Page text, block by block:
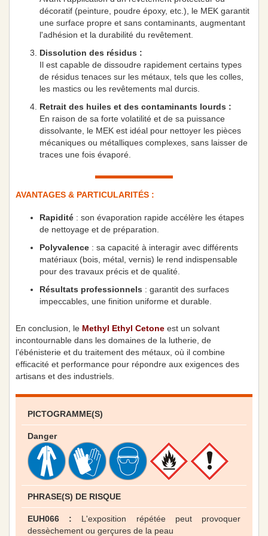
décoratif (peinture, poudre époxy, etc.), le MEK garantit
une surface propre et sans contaminants, augmentant
l'adhésion et la durabilité du revêtement.
Dissolution des résidus :
Il est capable de dissoudre rapidement certains types
de résidus tenaces sur les métaux, tels que les colles,
les mastics ou les revêtements mal durcis.
Retrait des huiles et des contaminants lourds :
En raison de sa forte volatilité et de sa puissance
dissolvante, le MEK est idéal pour nettoyer les pièces
mécaniques ou métalliques complexes, sans laisser de
traces une fois évaporé.
AVANTAGES & PARTICULARITÉS :
Rapidité : son évaporation rapide accélère les étapes
de nettoyage et de préparation.
Polyvalence : sa capacité à interagir avec différents
matériaux (bois, métal, vernis) le rend indispensable
pour des travaux précis et de qualité.
Résultats professionnels : garantit des surfaces
impeccables, une finition uniforme et durable.
En conclusion, le Methyl Ethyl Cetone est un solvant
incontournable dans les domaines de la lutherie, de
l’ébénisterie et du traitement des métaux, où il combine
efficacité et performance pour répondre aux exigences des
artisans et des industriels.
PICTOGRAMME(S)
Danger
PHRASE(S) DE RISQUE
EUH066 : L'exposition répétée peut provoquer
dessèchement ou gerçures de la peau